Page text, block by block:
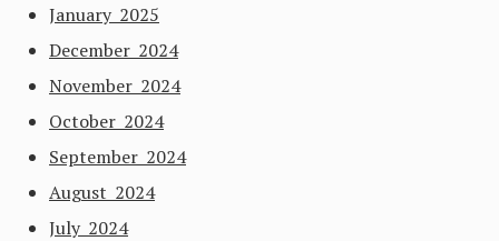
January 2025
December 2024
November 2024
October 2024
September 2024
August 2024
July 2024